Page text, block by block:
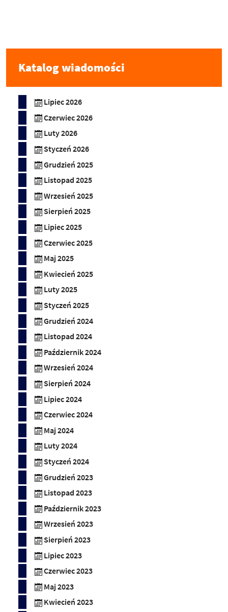
Katalog wiadomości
Lipiec 2026
Czerwiec 2026
Luty 2026
Styczeń 2026
Grudzień 2025
Listopad 2025
Wrzesień 2025
Sierpień 2025
Lipiec 2025
Czerwiec 2025
Maj 2025
Kwiecień 2025
Luty 2025
Styczeń 2025
Grudzień 2024
Listopad 2024
Październik 2024
Wrzesień 2024
Sierpień 2024
Lipiec 2024
Czerwiec 2024
Maj 2024
Luty 2024
Styczeń 2024
Grudzień 2023
Listopad 2023
Październik 2023
Wrzesień 2023
Sierpień 2023
Lipiec 2023
Czerwiec 2023
Maj 2023
Kwiecień 2023